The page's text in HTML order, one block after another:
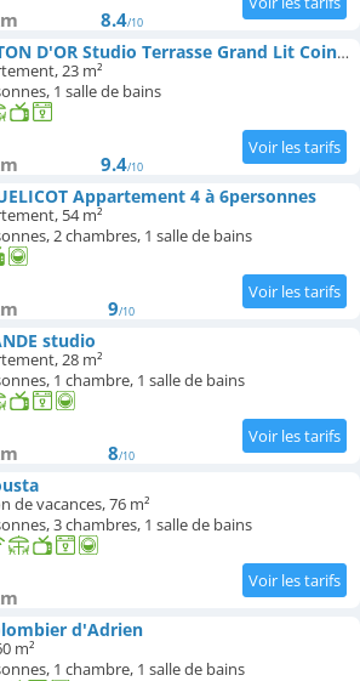
8.4/10
BOUTON D'OR Studio Terrasse Grand Lit Coin Repas
23 m²
1 salle de bains
9.4/10
Appartement 4 à 6personnes
54 m²
2 chambres, 1 salle de bains
9/10
studio
28 m²
1 chambre, 1 salle de bains
8/10
de vacances, 76 m²
3 chambres, 1 salle de bains
d'Adrien
m²
1 chambre, 1 salle de bains